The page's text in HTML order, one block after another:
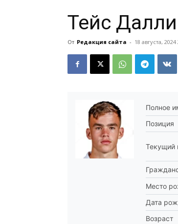
Тейс
От Редакция сайта - 18 августа, 2024
Полное
Позиция
Текущий
Место
Дата
Возраст